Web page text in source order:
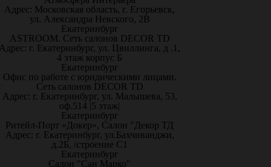
Адрес: Московская область, г. Егорьевск,
ул. Александра Невского, 2В
Екатеринбург
ASTROOM. Сеть салонов DECOR TD
г. Екатеринбург, ул. Цвиллинга, д .1,
4 этаж корпус Б
Екатеринбург
Офис по работе с юридическими лицами.
Сеть салонов DECOR TD
Адрес: г. Екатеринбург, ул. Малышева, 53,
оф.514 |5 этаж|
Екатеринбург
Ритейл-Порт «Докер», Салон "Декор ТД
Адрес: г. Екатеринбург, ул.Бахчиванджи,
д.2Б, /строение С1
Екатеринбург
Салон "Сан Марко"